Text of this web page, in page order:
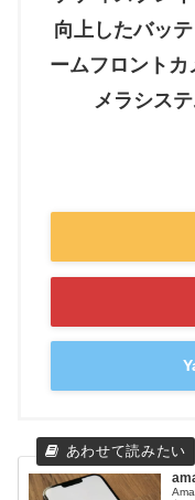
向上したバッ
ームフロント
メラシス